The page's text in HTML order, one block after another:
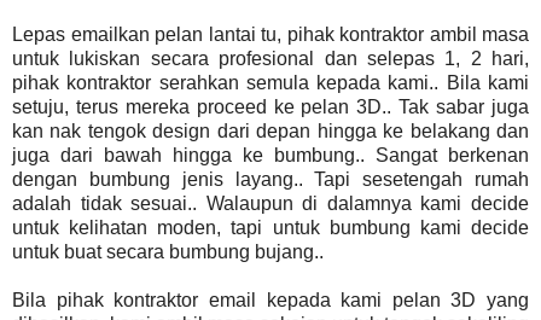
Lepas emailkan pelan lantai tu, pihak kontraktor ambil masa
untuk lukiskan secara profesional dan selepas 1, 2 hari,
pihak kontraktor serahkan semula kepada kami.. Bila kami
setuju, terus mereka proceed ke pelan 3D.. Tak sabar juga
kan nak tengok design dari depan hingga ke belakang dan
juga dari bawah hingga ke bumbung.. Sangat berkenan
dengan bumbung jenis layang.. Tapi sesetengah rumah
adalah tidak sesuai.. Walaupun di dalamnya kami decide
untuk kelihatan moden, tapi untuk bumbung kami decide
untuk buat secara bumbung bujang..
Bila pihak kontraktor email kepada kami pelan 3D yang